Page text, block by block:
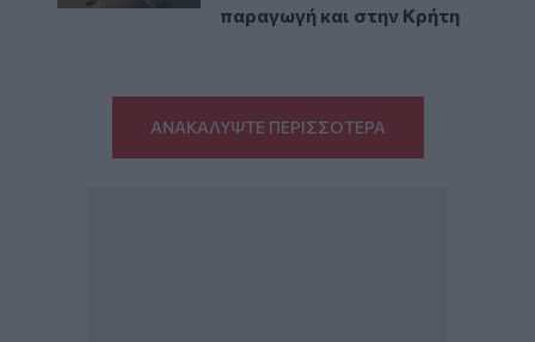
παραγωγή και στην Κρήτη
ΑΝΑΚΑΛΥΨΤΕ ΠΕΡΙΣΣΟΤΕΡΑ